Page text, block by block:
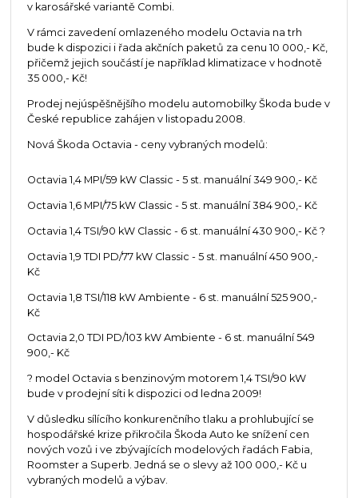
v karosářské variantě Combi.
V rámci zavedení omlazeného modelu Octavia na trh
bude k dispozici i řada akčních paketů za cenu 10 000,- Kč,
přičemž jejich součástí je například klimatizace v hodnotě
35 000,- Kč!
Prodej nejúspěšnějšího modelu automobilky Škoda bude v
České republice zahájen v listopadu 2008.
Nová Škoda Octavia - ceny vybraných modelů:
Octavia 1,4 MPI/59 kW Classic - 5 st. manuální 349 900,- Kč
Octavia 1,6 MPI/75 kW Classic - 5 st. manuální 384 900,- Kč
Octavia 1,4 TSI/90 kW Classic - 6 st. manuální 430 900,- Kč ?
Octavia 1,9 TDI PD/77 kW Classic - 5 st. manuální 450 900,-
Kč
Octavia 1,8 TSI/118 kW Ambiente - 6 st. manuální 525 900,-
Kč
Octavia 2,0 TDI PD/103 kW Ambiente - 6 st. manuální 549
900,- Kč
? model Octavia s benzinovým motorem 1,4 TSI/90 kW
bude v prodejní síti k dispozici od ledna 2009!
V důsledku sílícího konkurenčního tlaku a prohlubující se
hospodářské krize přikročila Škoda Auto ke snížení cen
nových vozů i ve zbývajících modelových řadách Fabia,
Roomster a Superb. Jedná se o slevy až 100 000,- Kč u
vybraných modelů a výbav.